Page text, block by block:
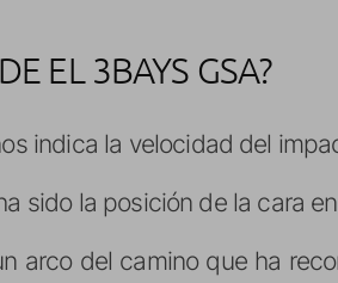
EL 3BAYS GSA?
indica la velocidad del
sido la posición de la cara
arco del camino que ha